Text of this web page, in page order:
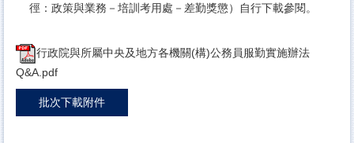
徑：政策與業務－培訓考用處－差勤獎懲）自行下載參閱。
行政院與所屬中央及地方各機關(構)公務員服勤實施辦法
Q&A.pdf
批次下載附件